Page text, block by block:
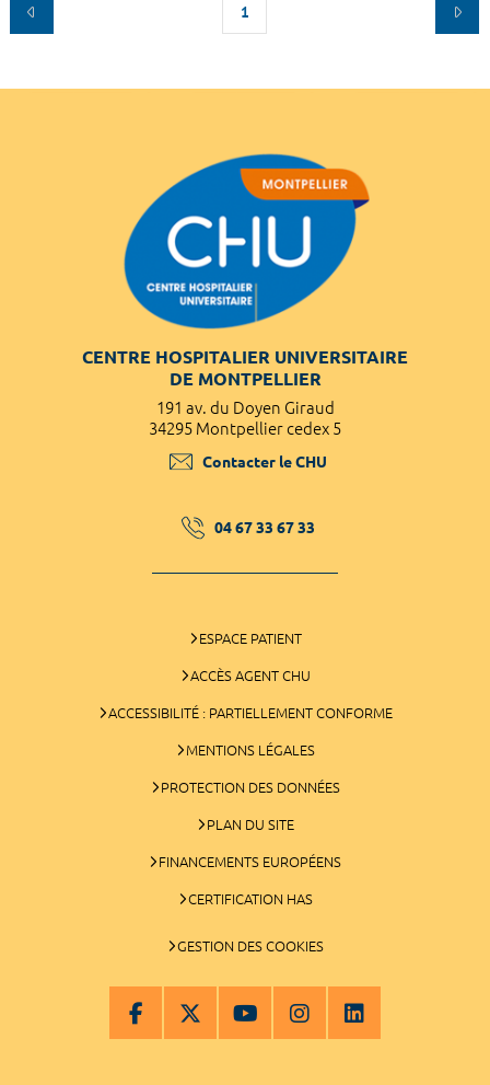
1
CENTRE HOSPITALIER UNIVERSITAIRE
DE MONTPELLIER
191 av. du Doyen Giraud
34295 Montpellier cedex 5
Contacter le CHU
04 67 33 67 33
ESPACE PATIENT
ACCÈS AGENT CHU
ACCESSIBILITÉ : PARTIELLEMENT CONFORME
MENTIONS LÉGALES
PROTECTION DES DONNÉES
PLAN DU SITE
FINANCEMENTS EUROPÉENS
CERTIFICATION HAS
GESTION DES COOKIES